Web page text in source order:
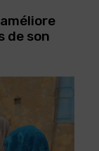
de son